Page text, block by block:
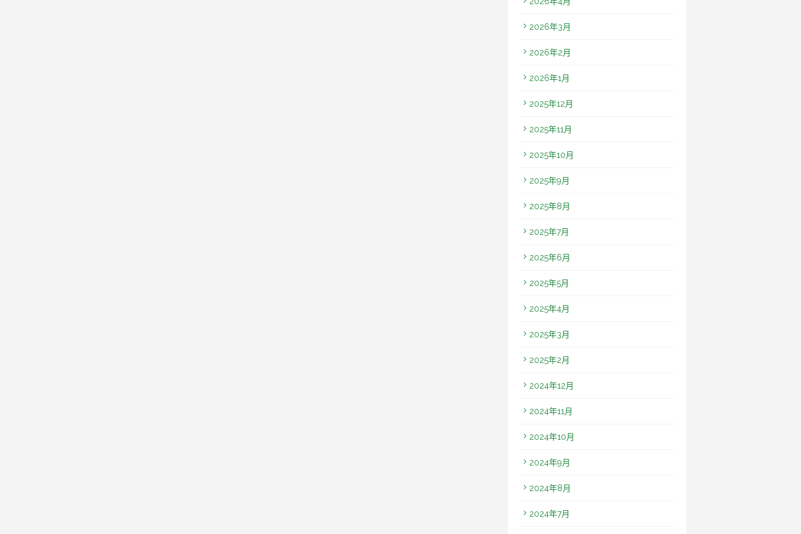
2026年3月
2026年2月
2026年1月
2025年12月
2025年11月
2025年10月
2025年9月
2025年8月
2025年7月
2025年6月
2025年5月
2025年4月
2025年3月
2025年2月
2024年12月
2024年11月
2024年10月
2024年9月
2024年8月
2024年7月